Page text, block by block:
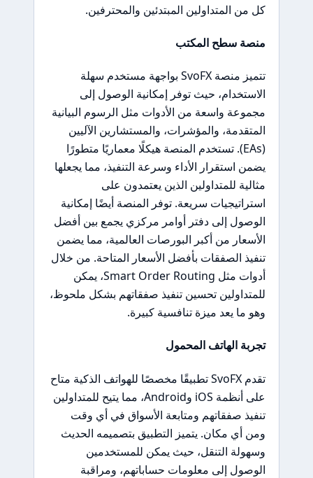
كل من المتداولين المبتدئين والمحترفين.
منصة سطح المكتب
تتميز منصة SvoFX بواجهة مستخدم سهلة
الاستخدام، حيث توفر إمكانية الوصول إلى
مجموعة واسعة من الأدوات مثل الرسوم البيانية
المتقدمة، والمؤشرات، والمستشارين الآليين
(EAs). تستخدم المنصة هيكلًا معماريًا متطورًا
يضمن استقرار الأداء وسرعة التنفيذ، مما يجعلها
مثالية للمتداولين الذين يعتمدون على
استراتيجيات سريعة. توفر المنصة أيضًا إمكانية
الوصول إلى دفتر أوامر مركزي يجمع بين أفضل
الأسعار من أكبر البورصات العالمية، مما يضمن
تنفيذ الصفقات بأفضل الأسعار المتاحة. من خلال
أدوات مثل Smart Order Routing، يمكن
للمتداولين تحسين تنفيذ صفقاتهم بشكل ملحوظ،
وهو ما يعد ميزة تنافسية كبيرة.
تجربة الهاتف المحمول
تقدم SvoFX تطبيقًا مخصصًا للهواتف الذكية متاح
على أنظمة iOS وAndroid، مما يتيح للمتداولين
تنفيذ صفقاتهم ومتابعة الأسواق في أي وقت
ومن أي مكان. يتميز التطبيق بتصميمه الحديث
وسهولة التنقل، حيث يمكن للمستخدمين
الوصول إلى معلومات حساباتهم، ومراقبة